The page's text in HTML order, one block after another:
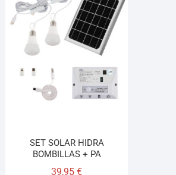
SET SOLAR HIDRA
BOMBILLAS + PA
39,95€
¡Hola! Soy el asesor virtual de Ferretería
Cuéntame qué necesitas y te ayudo a
aunque no sepas el nombre exacto